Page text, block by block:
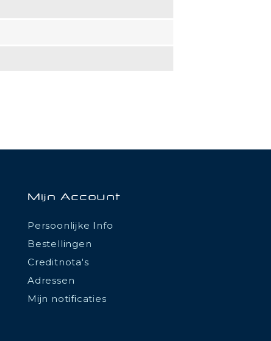
Mijn Account
Persoonlijke Info
Bestellingen
Creditnota's
Adressen
Mijn notificaties